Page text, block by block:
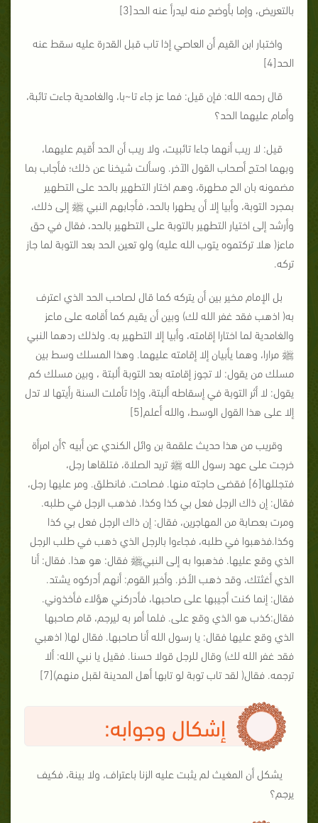
بالتعريض، وإما بأوضح منه ليدرأ عنه الحد[3]
واختبار ابن القيم أن العاصي إذا تاب قبل القدرة عليه سقط عنه
الحد[4]
قال رحمه الله: فإن قيل: فما عز جاء تا~با، والغامدية جاءت تائبة،
وأمام عليهما الحد؟
قيل: لا ريب أنهما جاءا تائبيت، ولا ريب أن الحد أقيم عليهما،
وبهما احتج أصحاب القول الآخر. وسألت شيخنا عن ذلك؛ فأجاب بما
مضمونه بان الح مطهرة، وهم اختار التطهير بالحد على التطهير
بمجرد التوبة، وأبيا إلا أن يطهرا بالحد، فأجابهم النبي ﷺ إلى ذلك،
وأرشد إلى اختيار التطهير بالتوبة على التطهير بالحد، فقال في حق
ماعز( هلا تركتموه يتوب الله عليه) ولو تعين الحد بعد التوبة لما جاز
تركه.
بل الإمام مخير بين أن يتركه كما قال لصاحب الحد الذي اعترف
به( اذهب فقد غفر الله لك) وبين أن يقيم كما أقامه على ماعز
والغامدية لما اختارا إقامته، وأبيا إلا التطهير به. ولذلك ردهما النبي
ﷺ مرارا، وهما يأبيان إلا إقامته عليهما. وهذا المسلك وسط بين
مسلك من يقول: لا تجوز إقامته بعد التوبة ألبتة ، وبين مسلك كم
يقول: لا أثر التوبة في إسقاطه ألبتة، وإذا تأملت السنة رأيتها لا تدل
إلا على هذا القول الوسط، والله أعلم[5]
وقريب من هذا حديث علقمة بن وائل الكندي عن أبيه ؟أن امرأة
خرجت على عهد رسول الله ﷺ تريد الصلاة، فتلقاها رجل،
فتجللها[6] فقضى حاجته منها. فصاحت. فانطلق. ومر عليها رجل،
فقال: إن ذاك الرجل فعل بي كذا وكذا. فذهب الرجل في طلبه.
ومرت بعصابة من المهاجرين، فقال: إن ذاك الرجل فعل بي كذا
وكذا.فذهبوا في طلبه، فجاءوا بالرجل الذي ذهب في طلب الرجل
الذي وقع عليها. فذهبوا به إلى النبيﷺ فقال: هو هذا. فقال: أنا
الذي أغثتك، وقد ذهب الأخر. وأخبر القوم: أنهم أدركوه يشتد.
فقال: إنما كنت أجيبها على صاحبها، فأدركني هؤلاء فأخذوني.
فقال:كذب هو الذي وقع على. فلما أمر به ليرجم، قام صاحبها
الذي وقع عليها فقال: يا رسول الله أنا صاحبها. فقال لها( اذهبي
فقد غفر الله لك) وقال للرجل قولا حسنا. فقيل يا نبي الله: ألا
ترجمه. فقال( لقد تاب توبة لو تابها أهل المدينة لقبل منهم)[7]
إشكال وجوابه:
يشكل أن المغيث لم يثبت عليه الزنا باعتراف، ولا بينة، فكيف
يرجم؟